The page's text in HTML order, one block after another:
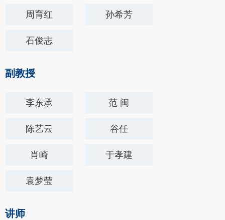
周育红 孙希芳
石俊志
副教授
李东承 范 闽
陈艺云 谷任
肖崎 于孝建
袁梦莹
讲师